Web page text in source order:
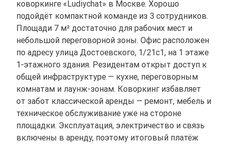
коворкинге «Ludiychat» в Москве. Хорошо
подойдёт компактной команде из 3 сотрудников.
Площади 7 м² достаточно для рабочих мест и
небольшой переговорной зоны. Офис расположен
по адресу улица Достоевского, 1/21с1, на 1 этаже
1-этажного здания. Резидентам открыт доступ к
общей инфраструктуре — кухне, переговорным
комнатам и лаунж-зонам. Коворкинг избавляет
от забот классической аренды — ремонт, мебель и
техническое обслуживание уже на стороне
площадки. Эксплуатация, электричество и связь
включены в аренду, поэтому итоговый платёж